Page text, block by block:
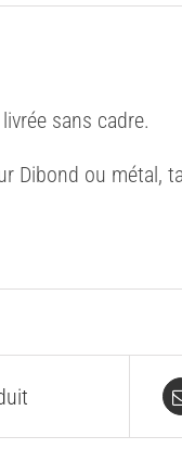
sans cadre.
Dibond ou métal,